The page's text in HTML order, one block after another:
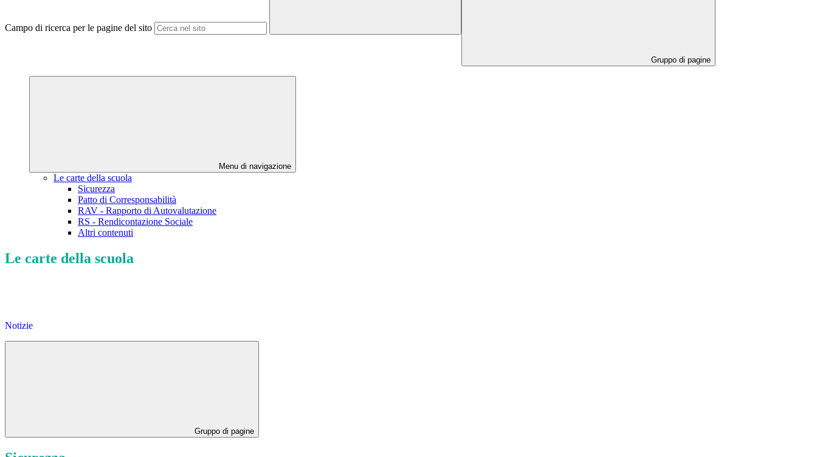
Campo di ricerca per le pagine del sito
Gruppo di pagine
Menu di navigazione
Le carte della scuola
Sicurezza
Patto di Corresponsabilità
RAV - Rapporto di Autovalutazione
RS - Rendicontazione Sociale
Altri contenuti
Le carte della scuola
Notizie
Gruppo di pagine